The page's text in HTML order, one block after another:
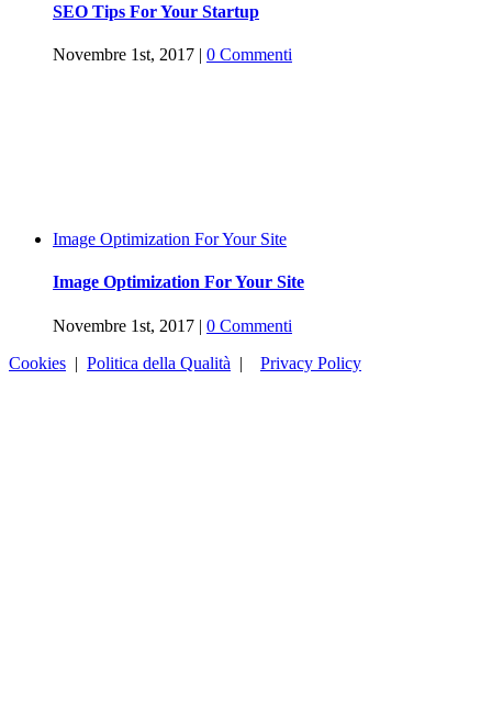
SEO Tips For Your Startup
Novembre 1st, 2017 | 0 Commenti
Image Optimization For Your Site
Image Optimization For Your Site
Novembre 1st, 2017 | 0 Commenti
Cookies | Politica della Qualità | Privacy Policy